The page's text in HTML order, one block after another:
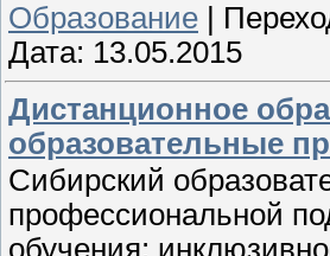
Образование
Дата: 13.05.2015
Дистанционное
образовательные
Сибирский
профессиональной
обучения: